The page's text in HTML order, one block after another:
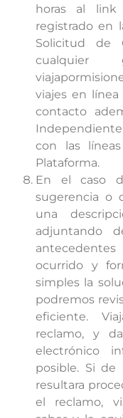
horas al link
registrado en
Solicitud de
cualquier
viajes en
contacto
con las
Plataforma.
En el caso
sugerencia o
una
adjuntando
ocurrido y
simples la
podremos
eficiente.
reclamo, y
electrónico
posible. Si de
resultara
el reclamo,